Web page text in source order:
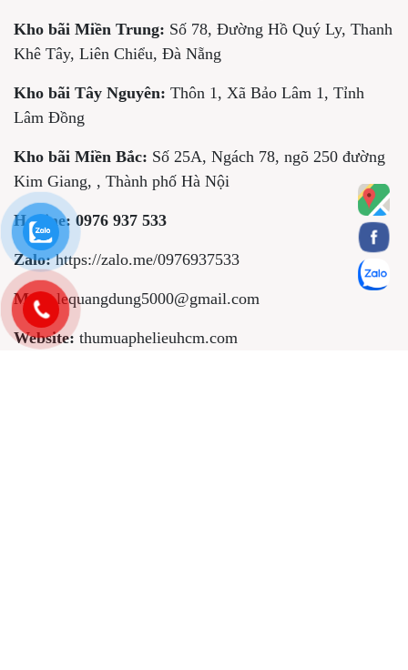
Kho bãi Miền Trung: Số 78, Đường Hồ Quý Ly, Thanh
Khê Tây, Liên Chiểu, Đà Nẵng
Kho bãi Tây Nguyên: Thôn 1, Xã Bảo Lâm 1, Tỉnh
Lâm Đồng
Kho bãi Miền Bắc: Số 25A, Ngách 78, ngõ 250 đường
Kim Giang, , Thành phố Hà Nội
Hotline: 0976 937 533
Zalo:https://zalo.me/0976937533
Mail:lequangdung5000@gmail.com
Website: thumuaphelieuhcm.com